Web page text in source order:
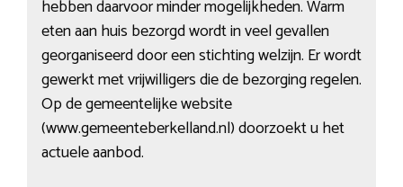
hebben daarvoor minder mogelijkheden. Warm
eten aan huis bezorgd wordt in veel gevallen
georganiseerd door een stichting welzijn. Er wordt
gewerkt met vrijwilligers die de bezorging regelen.
Op de gemeentelijke website
(www.gemeenteberkelland.nl) doorzoekt u het
actuele aanbod.